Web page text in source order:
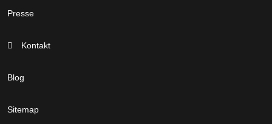
Presse
Kontakt
Blog
Sitemap